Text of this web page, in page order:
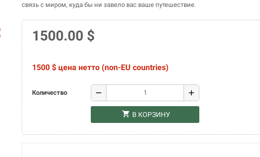
связь с миром, куда бы ни завело вас ваше путешествие.
1500.00 $
1500 $ цена нетто (non-EU countries)
Количество remove add
shopping_cart В КОРЗИНУ